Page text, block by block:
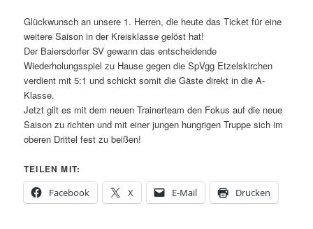
Glückwunsch an unsere 1. Herren, die heute das Ticket für eine
weitere Saison in der Kreisklasse gelöst hat!
Der Baiersdorfer SV gewann das entscheidende
Wiederholungsspiel zu Hause gegen die SpVgg Etzelskirchen
verdient mit 5:1 und schickt somit die Gäste direkt in die A-
Klasse.
Jetzt gilt es mit dem neuen Trainerteam den Fokus auf die neue
Saison zu richten und mit einer jungen hungrigen Truppe sich im
oberen Drittel fest zu beißen!
TEILEN MIT:
Facebook
X E-Mail Drucken